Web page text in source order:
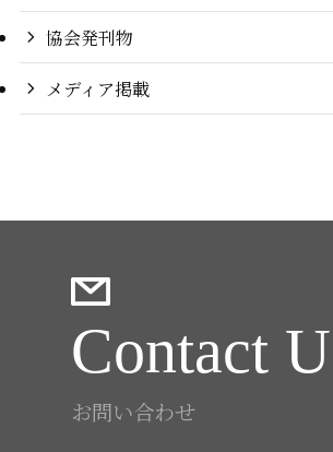
協会発刊物
メディア掲載
Contact
お問い合わせ